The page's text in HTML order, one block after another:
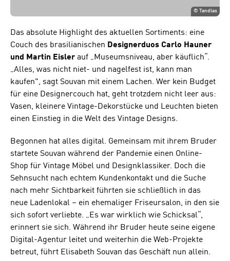
© Tandlas
Das absolute Highlight des aktuellen Sortiments: eine
Couch des brasilianischen Designerduos Carlo Hauner
und Martin Eisler auf „Museumsniveau, aber käuflich“.
„Alles, was nicht niet- und nagelfest ist, kann man
kaufen", sagt Souvan mit einem Lachen. Wer kein Budget
für eine Designercouch hat, geht trotzdem nicht leer aus:
Vasen, kleinere Vintage-Dekorstücke und Leuchten bieten
einen Einstieg in die Welt des Vintage Designs.
Begonnen hat alles digital. Gemeinsam mit ihrem Bruder
startete Souvan während der Pandemie einen Online-
Shop für Vintage Möbel und Designklassiker. Doch die
Sehnsucht nach echtem Kundenkontakt und die Suche
nach mehr Sichtbarkeit führten sie schließlich in das
neue Ladenlokal – ein ehemaliger Friseursalon, in den sie
sich sofort verliebte. „Es war wirklich wie Schicksal“,
erinnert sie sich. Während ihr Bruder heute seine eigene
Digital-Agentur leitet und weiterhin die Web-Projekte
betreut, führt Elisabeth Souvan das Geschäft nun allein.